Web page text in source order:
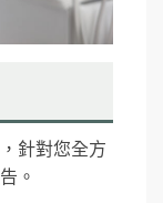
針對您全方
。